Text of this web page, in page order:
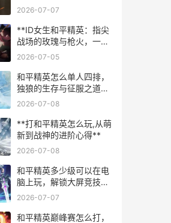
解析**
2026-07-07
**ID女生和平精英：指尖
战场的玫瑰与枪火，一段
关于勇气与成长的副标题
2026-07-05
和平精英怎么单人四排，
独狼的生存与征服之道副
标题，孤身挑战团队战场
2026-07-08
**打和平精英怎么玩,从萌
新到战神的进阶心得**
2026-07-08
和平精英多少级可以在电
脑上玩，解锁大屏竞技的
真相与门槛
2026-07-07
和平精英巅峰赛怎么打，